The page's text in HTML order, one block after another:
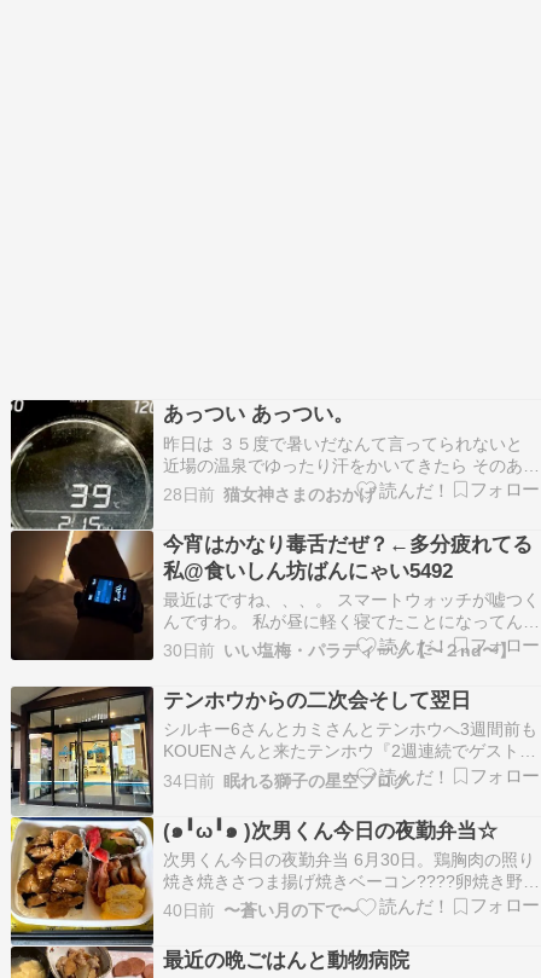
あっつい あっつい。
昨日は ３５度で暑いだなんて言ってられないと
近場の温泉でゆったり汗をかいてきたら そのあと
嫌がらせのようにお日様に追い打ちされまし
た。 越した???? すぐ越した???? 「暑う～」
いったん家に帰って まあ外に出たついでだから
と ビン 缶 古着に…
28日前 猫女神さまのおかげ
今宵はかなり毒舌だぜ？←多分疲れてる
私@食いしん坊ばんにゃい5492
最近はですね、、、。 スマートウォッチが嘘つく
んですわ。 私が昼に軽く寝てたことになってんす
わ。まー、手は動かしてたけど脳みそは完全に寝
てた模様。 本日の晩ごはんばんにゃい。 厚揚
げ、挽肉、にんじん玉ねぎキャベツの焼肉タレ炒
め。 そんでもって納豆に、 お気に入りの無塩骨
取り鯖。…
30日前 いい塩梅・パラディーゾ【〜２nd〜】
テンホウからの二次会そして翌日
シルキー6さんとカミさんとテンホウへ3週間前も
KOUENさんと来たテンホウ『2週連続でゲストさ
んが....』先週のドマさんに続き今週も仕事が終わ
ったら茅野駅東口へこの方もお会いするのは久し
ぶりのKOUENさん6時前にピックアップしたら自
宅????に戻って先週は市営温泉♨️…am…
34日前 眠れる獅子の星空ブログ
(๑╹ω╹๑ )次男くん今日の夜勤弁当☆
次男くん今日の夜勤弁当 6月30日。鶏胸肉の照り
焼き焼きさつま揚げ焼きベーコン????卵焼き野菜
炒めかにかま頑張れよ！(*･ω･)ﾉ
40日前 〜蒼い月の下で〜
最近の晩ごはんと動物病院